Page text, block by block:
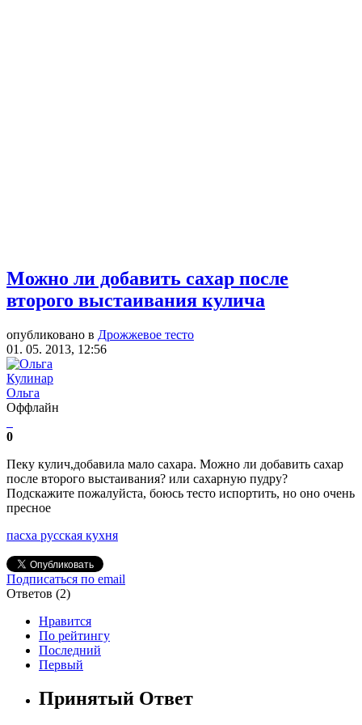
Можно ли добавить сахар после
второго выстаивания кулича
опубликовано в Дрожжевое тесто
01. 05. 2013, 12:56
Кулинар
Ольга
Оффлайн
0
Пеку кулич,добавила мало сахара. Можно ли добавить сахар
после второго выстаивания? или сахарную пудру?
Подскажите пожалуйста, боюсь тесто испортить, но оно очень
пресное
пасха русская кухня
Подписаться по email
Ответов (2)
Нравится
По рейтингу
Последний
Первый
Принятый Ответ